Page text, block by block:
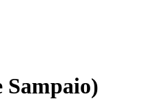
Sampaio)